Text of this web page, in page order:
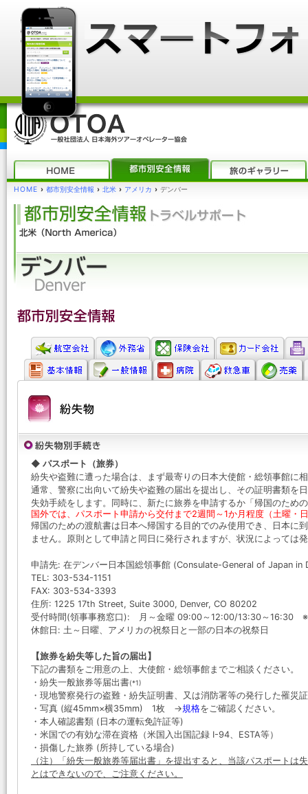
HOME › 都市別安全情報 › 北米 › アメリカ › デンバー
◆ パスポート（旅券）
紛失や盗難に遭った場合は、まず最寄りの日本大使館・総領事館に
通常、警察に出向いて紛失や盗難の届出を提出し、その証明書類を
失効手続をします。同時に、新たに旅券を申請するか「帰国のため
国外では、パスポート申請から交付まで2週間～1か月程度（土曜・
帰国のための渡航書は日本へ帰国する目的でのみ使用でき、日本に
ません。原則として申請と同日に発行されますが、状況によっては
申請先: 在デンバー日本国総領事館 (Consulate-General of Japan in
TEL: 303-534-1151
FAX: 303-534-3393
住所: 1225 17th Street, Suite 3000, Denver, CO 80202
受付時間(領事事務窓口): 月～金曜 09:00～12:00/13:30～16:30
休館日: 土～日曜、アメリカの祝祭日と一部の日本の祝祭日
【旅券を紛失等した旨の届出】
下記の書類をご用意の上、大使館・総領事館までご相談ください。
・紛失一般旅券等届出書(*1)
・現地警察発行の盗難・紛失証明書、又は消防署等の発行した罹災
・写真 (縦45mm×横35mm) 1枚 →規格をご確認ください。
・本人確認書類 (日本の運転免許証等)
・米国での有効な滞在資格（米国入出国記録 I-94、ESTA等）
・損傷した旅券 (所持している場合)
（注）「紛失一般旅券等届出書」を提出すると、当該パスポートは
とはできないので、ご注意ください。